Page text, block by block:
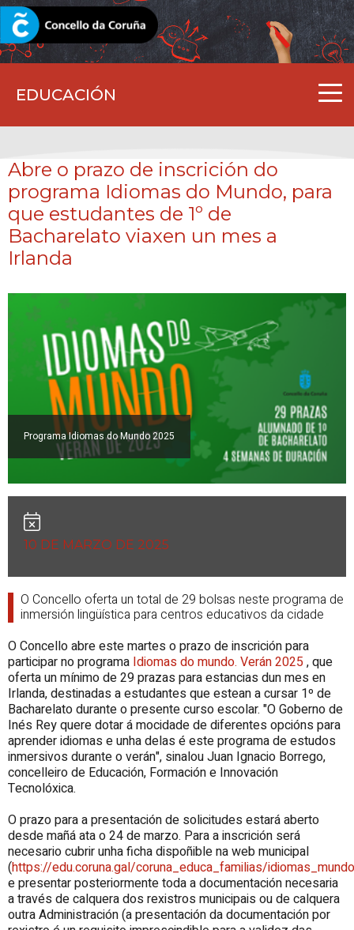
EDUCACIÓN
CORUNA.GAL
Abre o prazo de inscrición do
programa Idiomas do Mundo, para
que estudantes de 1º de
Bacharelato viaxen un mes a
Irlanda
Programa Idiomas do Mundo 2025
10 DE MARZO DE 2025
O Concello oferta un total de 29 bolsas neste programa de
inmersión lingüística para centros educativos da cidade
O Concelloabre este martes o prazo de inscrición para
participar no programa Idiomas do mundo. Verán 2025 , que
oferta un mínimo de 29 prazas para estancias dun mes en
Irlanda, destinadas a estudantes que estean a cursar 1º de
Bacharelato durante o presente curso escolar. "O Goberno de
Inés Rey quere dotar á mocidade de diferentes opcións para
aprender idiomas e unha delas é este programa de estudos
inmersivos durante o verán", sinalou Juan Ignacio Borrego,
concelleiro de Educación, Formación e Innovación
Tecnolóxica.
O prazo para a presentación de solicitudes estará aberto
desde mañá ata o24de marzo. Para a inscrición será
necesario cubrir unha ficha dispoñible na web municipal
(https://edu.coruna.gal/coruna_educa_familias/
e presentar posteriormente toda a documentación necesaria
a través de calquera dos rexistros municipais ou de calquera
outra Administración (a presentación da documentación por